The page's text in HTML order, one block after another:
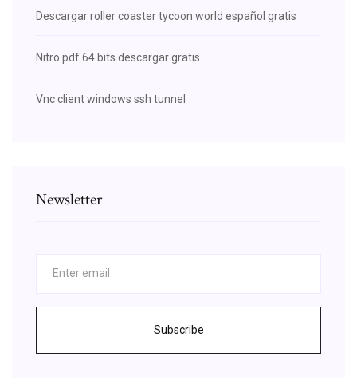
Descargar roller coaster tycoon world español gratis
Nitro pdf 64 bits descargar gratis
Vnc client windows ssh tunnel
Newsletter
Subscribe